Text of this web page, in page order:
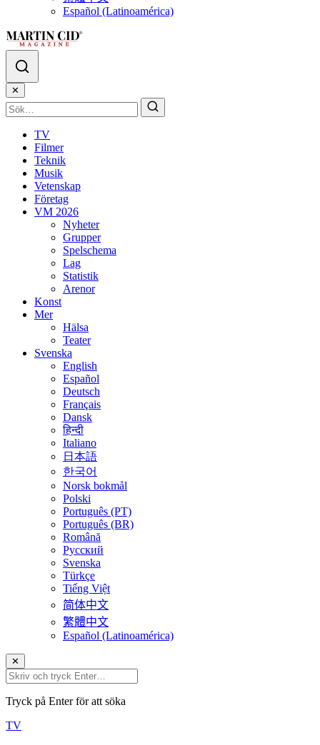
Español (Latinoamérica)
✕
TV
Filmer
Teknik
Musik
Vetenskap
Företag
VM 2026
Nyheter
Grupper
Spelschema
Lag
Statistik
Arenor
Konst
Mer
Hälsa
Teater
Svenska
English
Español
Deutsch
Français
Dansk
हिन्दी
Italiano
日本語
한국어
Norsk bokmål
Polski
Português (PT)
Português (BR)
Română
Русский
Svenska
Türkçe
Tiếng Việt
简体中文
繁體中文
Español (Latinoamérica)
✕
Tryck på Enter för att söka
TV